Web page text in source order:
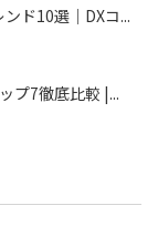
ド10選｜DXコ...
プ7徹底比較 |...